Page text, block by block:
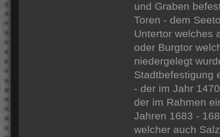
und Graben
Toren - dem
Untertor welches
oder Burgtor
niedergelegt
Stadtbefestigung
- der im Jahr
der im Rahmen
Jahren 1683 -
welcher auch